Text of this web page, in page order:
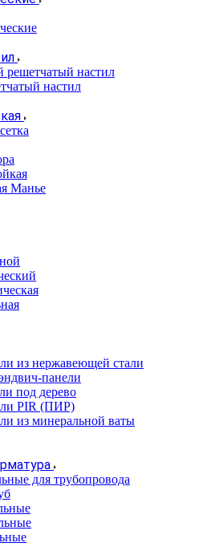
решетчатый настил
настил
Манье
из нержавеющей стали
панели
под дерево
PIR (ПИР)
из минеральной ваты
для трубопровода